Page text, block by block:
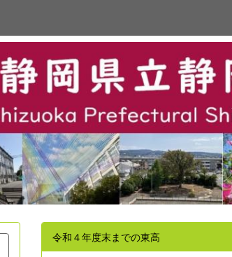
令和４年度末までの東高